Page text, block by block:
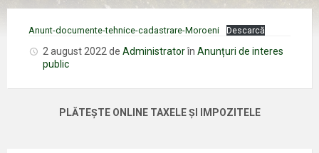
Anunt-documente-tehnice-cadastrare-Moroeni Descarcă
2 august 2022 de Administratorîn Anunțuri de interes
public
PLĂTEȘTE ONLINE TAXELE ȘI IMPOZITELE